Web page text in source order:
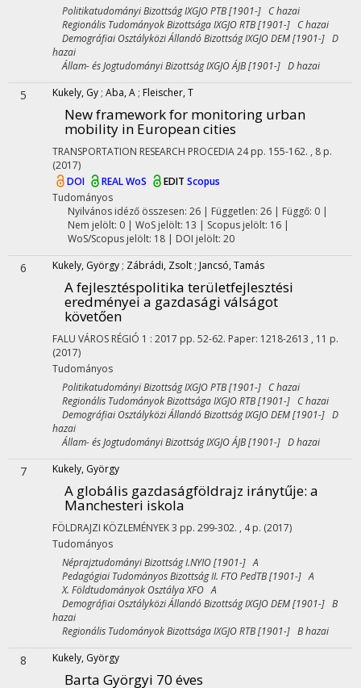
Politikatudományi Bizottság IXGJO PTB [1901-] C hazai
Regionális Tudományok Bizottsága IXGJO RTB [1901-] C hazai
Demográfiai Osztályközi Állandó Bizottság IXGJO DEM [1901-] D
hazai
Állam- és Jogtudományi Bizottság IXGJO ÁJB [1901-] D hazai
5 Kukely, Gy ; Aba, A ; Fleischer, T
New framework for monitoring urban
mobility in European cities
TRANSPORTATION RESEARCH PROCEDIA24 pp. 155-162. , 8 p.
(2017)
DOI
REALWoS EDIT Scopus
Tudományos
Nyilvános idéző összesen: 26| Független: 26 | Függő: 0 |
Nem jelölt: 0 | WoS jelölt: 13 | Scopus jelölt: 16 |
WoS/Scopus jelölt: 18 | DOI jelölt: 20
6 Kukely, György ; Zábrádi, Zsolt ; Jancsó, Tamás
A fejlesztéspolitika területfejlesztési
eredményei a gazdasági válságot
követően
FALU VÁROS RÉGIÓ 1 : 2017 pp. 52-62. Paper: 1218-2613 , 11 p.
(2017)
Tudományos
Politikatudományi Bizottság IXGJO PTB [1901-] C hazai
Regionális Tudományok Bizottsága IXGJO RTB [1901-] C hazai
Demográfiai Osztályközi Állandó Bizottság IXGJO DEM [1901-] D
hazai
Állam- és Jogtudományi Bizottság IXGJO ÁJB [1901-] D hazai
7 Kukely, György
A globális gazdaságföldrajz iránytűje: a
Manchesteri iskola
FÖLDRAJZI KÖZLEMÉNYEK3 pp. 299-302. , 4 p. (2017)
Tudományos
Néprajztudományi Bizottság I.NYIO [1901-] A
Pedagógiai Tudományos Bizottság II. FTO PedTB [1901-] A
X. Földtudományok Osztálya XFO A
Demográfiai Osztályközi Állandó Bizottság IXGJO DEM [1901-] B
hazai
Regionális Tudományok Bizottsága IXGJO RTB [1901-] B hazai
8 Kukely, György
Barta Györgyi 70 éves